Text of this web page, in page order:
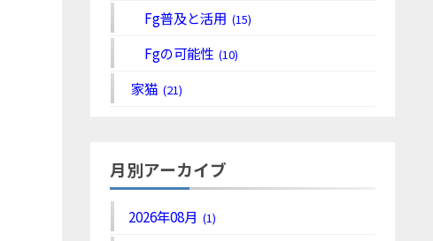
Fg普及と活用 (15)
Fgの可能性 (10)
家猫 (21)
月別アーカイブ
2026年08月 (1)